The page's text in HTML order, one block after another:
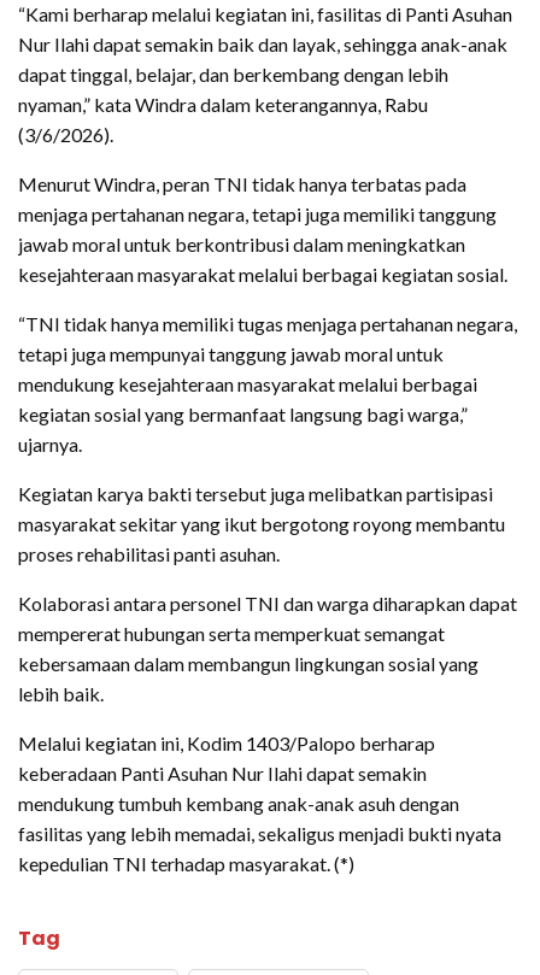
“Kami berharap melalui kegiatan ini, fasilitas di Panti Asuhan
Nur Ilahi dapat semakin baik dan layak, sehingga anak-anak
dapat tinggal, belajar, dan berkembang dengan lebih
nyaman,” kata Windra dalam keterangannya, Rabu
(3/6/2026).
Menurut Windra, peran TNI tidak hanya terbatas pada
menjaga pertahanan negara, tetapi juga memiliki tanggung
jawab moral untuk berkontribusi dalam meningkatkan
kesejahteraan masyarakat melalui berbagai kegiatan sosial.
“TNI tidak hanya memiliki tugas menjaga pertahanan negara,
tetapi juga mempunyai tanggung jawab moral untuk
mendukung kesejahteraan masyarakat melalui berbagai
kegiatan sosial yang bermanfaat langsung bagi warga,”
ujarnya.
Kegiatan karya bakti tersebut juga melibatkan partisipasi
masyarakat sekitar yang ikut bergotong royong membantu
proses rehabilitasi panti asuhan.
Kolaborasi antara personel TNI dan warga diharapkan dapat
mempererat hubungan serta memperkuat semangat
kebersamaan dalam membangun lingkungan sosial yang
lebih baik.
Melalui kegiatan ini, Kodim 1403/Palopo berharap
keberadaan Panti Asuhan Nur Ilahi dapat semakin
mendukung tumbuh kembang anak-anak asuh dengan
fasilitas yang lebih memadai, sekaligus menjadi bukti nyata
kepedulian TNI terhadap masyarakat. (*)
Tag